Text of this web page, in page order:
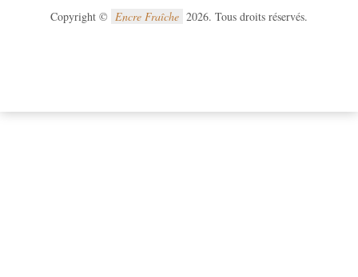
Copyright © Encre Fraîche 2026. Tous droits réservés.